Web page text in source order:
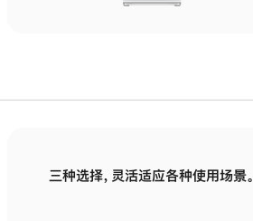
面
面
三种选择，灵活适应各种使用场景。